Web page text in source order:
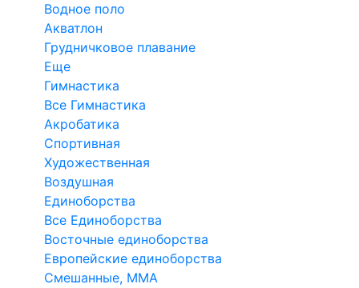
Водное поло
Акватлон
Грудничковое плавание
Еще
Гимнастика
Все Гимнастика
Акробатика
Спортивная
Художественная
Воздушная
Единоборства
Все Единоборства
Восточные единоборства
Европейские единоборства
Смешанные, ММА